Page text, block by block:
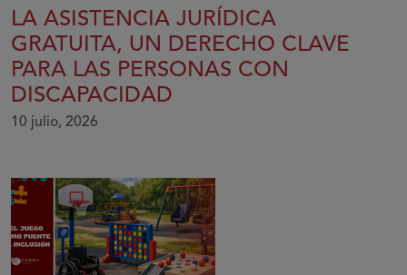
LA ASISTENCIA JURÍDICA
GRATUITA, UN DERECHO CLAVE
PARA LAS PERSONAS CON
DISCAPACIDAD
10 julio, 2026